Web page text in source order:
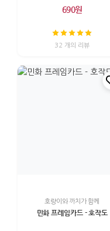
690원
32 개의 리뷰
호랑이와 까치가 함께
민화 프레임카드 - 호작도